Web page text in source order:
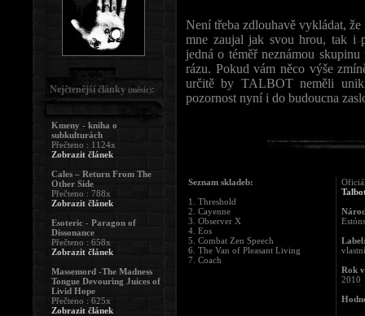
Není třeba zdlouhavě vykládat,
mne zaujal jak svou hrou, tak i
jedná o téměř neznámou
rázu. Pokud vám něco výše
určitě by TALBOT neměli
pozornost nyní i do budoucna
Seznam skladeb:
1. Threshold
2. Cayenne
3. Observer X
4. Eos
5. Combat Zen Speech
6. The Van of Pleasant Living
7. Coach
Rok
2010
Nejčtenější články (měsíc):
Kmeny - kniha o
subkulturách
Přečteno : 1124x
Zobrazit článek
Cales – Return From The
Other Side
Přečteno : 788x
Zobrazit článek
Esoteric - Paragon of
Dissonance
Přečteno : 658x
Zobrazit článek
Massemord -The Madness
Tongue Devouring Juices of
Livid Hope
Přečteno : 625x
Zobrazit článek